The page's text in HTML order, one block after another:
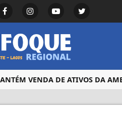
VENDA DE ATIVOS DA